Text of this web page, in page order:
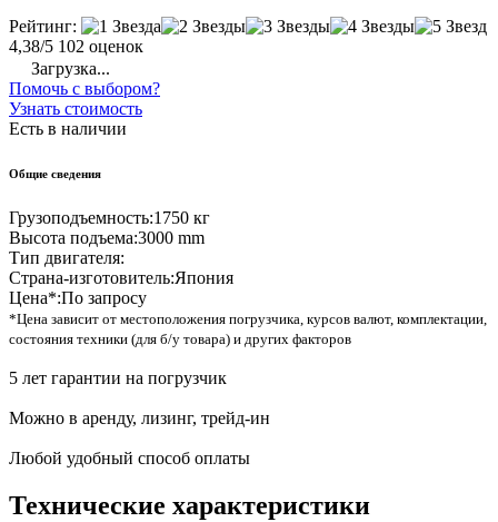
Рейтинг:
4,38/5 102 оценок
Загрузка...
Помочь с выбором?
Узнать стоимость
Есть в наличии
Общие сведения
Грузоподъемность:1750 кг
Высота подъема:3000 mm
Тип двигателя:
Страна-изготовитель:Япония
Цена*:По запросу
*Цена зависит от местоположения погрузчика, курсов валют, комплектации,
состояния техники (для б/у товара) и других факторов
5 лет гарантии на погрузчик
Можно в аренду, лизинг, трейд-ин
Любой удобный способ оплаты
Технические характеристики